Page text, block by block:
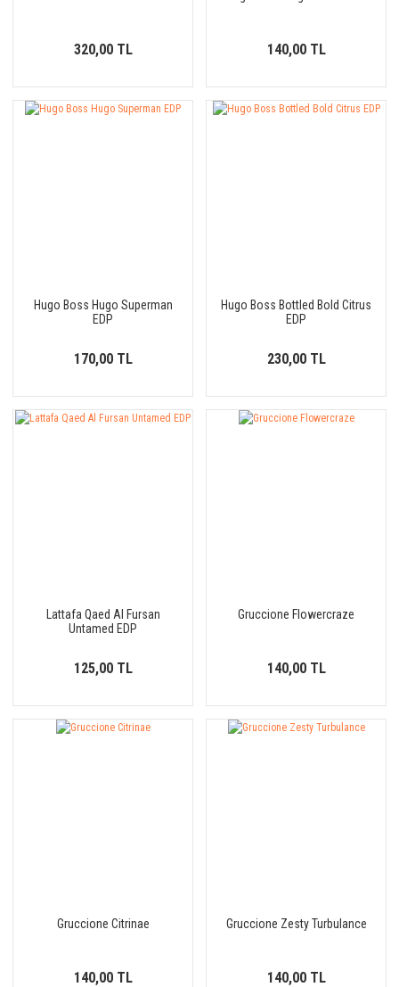
320,00 TL 140,00 TL
Hugo Boss Hugo Superman
EDP
170,00 TL
Hugo Boss Bottled Bold Citrus
EDP
230,00 TL
Lattafa Qaed Al Fursan
Untamed EDP
125,00 TL
Gruccione Flowercraze
140,00 TL
Gruccione Citrinae
140,00 TL
Gruccione Zesty Turbulance
140,00 TL